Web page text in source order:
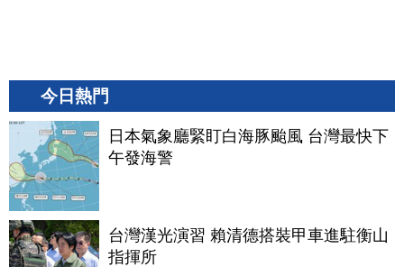
今日熱門
日本氣象廳緊盯白海豚颱風 台灣最快下
午發海警
台灣漢光演習 賴清德搭裝甲車進駐衡山
指揮所